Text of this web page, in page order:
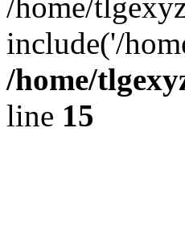
include('/
/home/
line 15